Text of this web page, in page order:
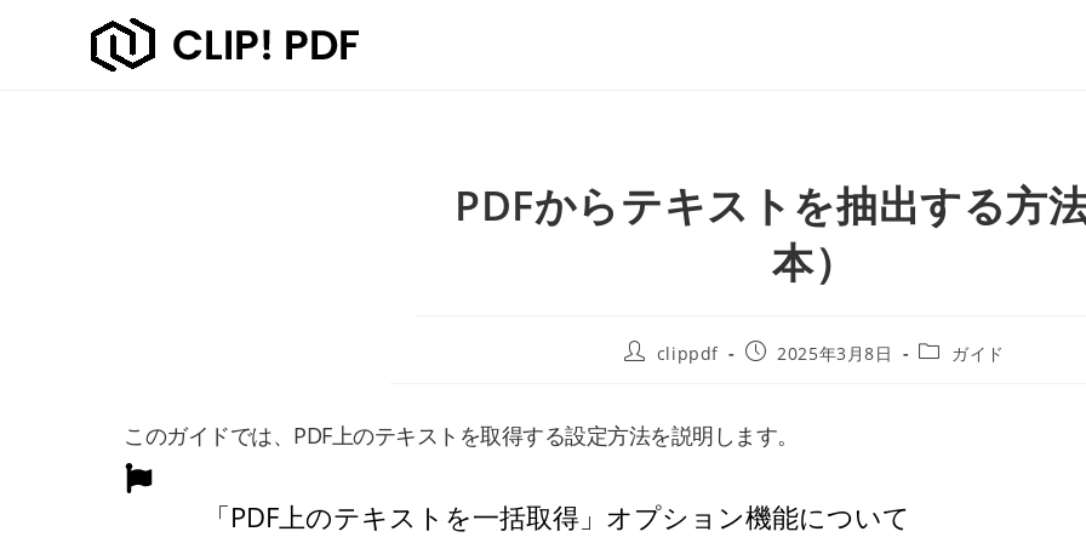
PDFからテキストを抽出する方
本）
clippdf 2025年3月8日 ガイド
このガイドでは、PDF上のテキストを取得する設定方法を説明します。
「PDF上のテキストを一括取得」オプション機能について